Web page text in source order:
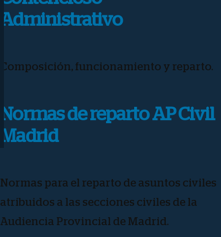
Administrativo
Composición, funcionamiento y reparto.
Normas de reparto AP Civil
Madrid
Normas para el reparto de asuntos civiles
atribuidos a las secciones civiles de la
Audiencia Provincial de Madrid.